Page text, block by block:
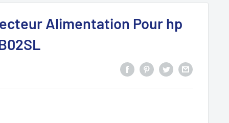
Alimentation Pour hp